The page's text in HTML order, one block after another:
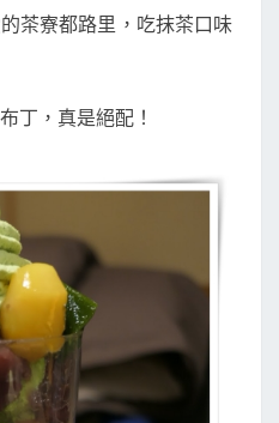
茶寮都路里， 吃抹茶口味
丁，真是絕配！